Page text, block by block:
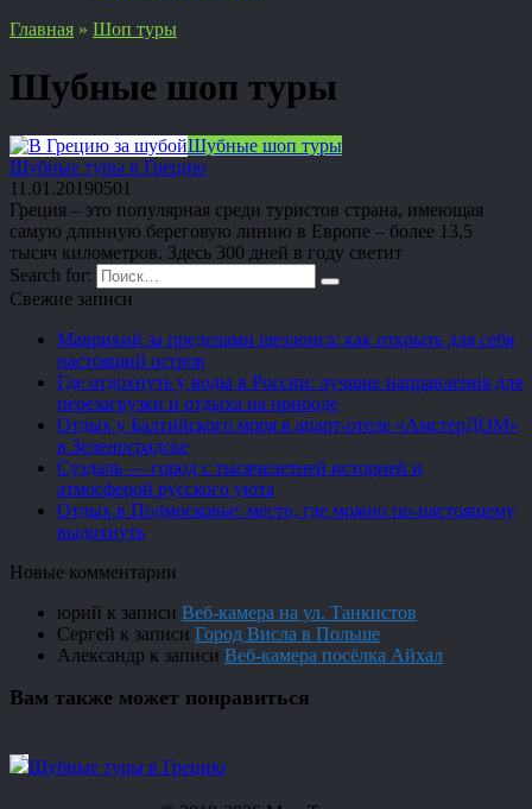
Главная » Шоп туры
Шубные шоп туры
Шубные шоп туры
Шубные туры в Грецию
11.01.20190501
Греция – это популярная среди туристов страна, имеющая
самую длинную береговую линию в Европе – более 13,5
тысяч километров. Здесь 300 дней в году светит
Search for:
Свежие записи
Маврикий за пределами шезлонга: как открыть для себя
настоящий остров
Где отдохнуть у воды в России: лучшие направления для
перезагрузки и отдыха на природе
Отдых у Балтийского моря в апарт-отеле «АмстерДОМ»
в Зеленоградске
Суздаль — город с тысячелетней историей и
атмосферой русского уюта
Отдых в Подмосковье: место, где можно по-настоящему
выдохнуть
Новые комментарии
юрий к записи Веб-камера на ул. Танкистов
Сергей к записи Город Висла в Польше
Александр к записи Веб-камера посёлка Айхал
Вам также может понравиться
Шубные туры в Грецию